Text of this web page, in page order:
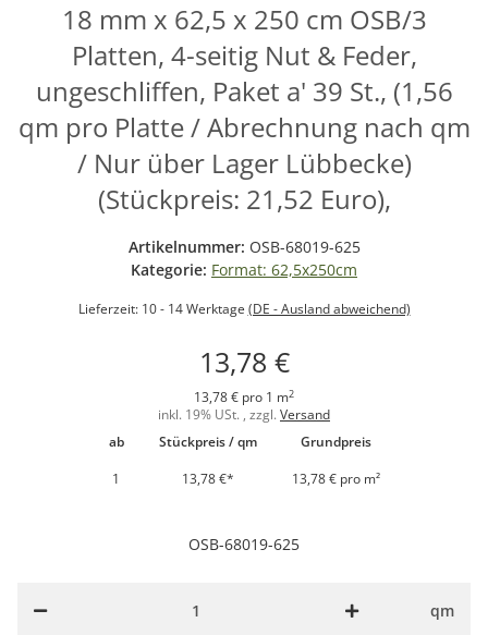
18 mm x 62,5 x 250 cm OSB/3
Platten, 4-seitig Nut & Feder,
ungeschliffen, Paket a' 39 St., (1,56
qm pro Platte / Abrechnung nach qm
/ Nur über Lager Lübbecke)
(Stückpreis: 21,52 Euro),
Artikelnummer: OSB-68019-625
Kategorie: Format: 62,5x250cm
Lieferzeit: 10 - 14 Werktage (DE - Ausland abweichend)
13,78 €
13,78 € pro 1 m2
inkl. 19% USt. , zzgl. Versand
ab
Stückpreis / qm
Grundpreis
1
13,78 €* 13,78 € pro m²
OSB-68019-625
qm